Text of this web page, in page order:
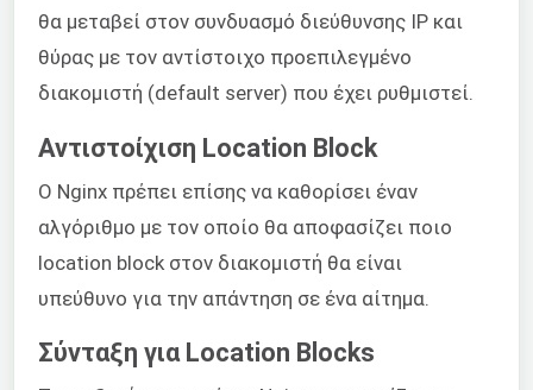
θα μεταβεί στον συνδυασμό διεύθυνσης IP και
θύρας με τον αντίστοιχο προεπιλεγμένο
διακομιστή (default server) που έχει ρυθμιστεί.
Αντιστοίχιση Location Block
Ο Nginx πρέπει επίσης να καθορίσει έναν
αλγόριθμο με τον οποίο θα αποφασίζει ποιο
location block στον διακομιστή θα είναι
υπεύθυνο για την απάντηση σε ένα αίτημα.
Σύνταξη για Location Blocks